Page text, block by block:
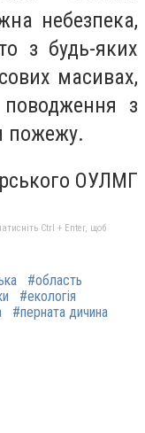
небезпека,
з будь-яких
масивах,
з
пожежу.
ОУЛМГ
Ctrl + Enter, щоб
#область
#екологія
#перната дичина